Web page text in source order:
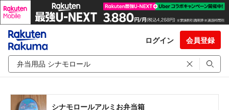
ログイン 会員登録
シナモロールアルミお弁当箱